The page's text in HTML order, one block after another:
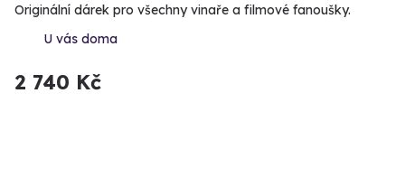
Originální dárek pro všechny vinaře a filmové fanoušky.
U vás doma
2 740 Kč